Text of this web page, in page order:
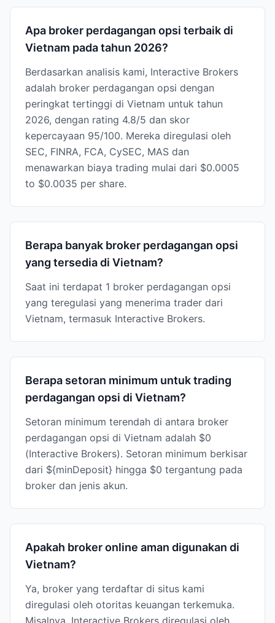
Apa broker perdagangan opsi terbaik di
Vietnam pada tahun 2026?
Berdasarkan analisis kami, Interactive Brokers
adalah broker perdagangan opsi dengan
peringkat tertinggi di Vietnam untuk tahun
2026, dengan rating 4.8/5 dan skor
kepercayaan 95/100. Mereka diregulasi oleh
SEC, FINRA, FCA, CySEC, MAS dan
menawarkan biaya trading mulai dari $0.0005
to $0.0035 per share.
Berapa banyak broker perdagangan opsi
yang tersedia di Vietnam?
Saat ini terdapat 1 broker perdagangan opsi
yang teregulasi yang menerima trader dari
Vietnam, termasuk Interactive Brokers.
Berapa setoran minimum untuk trading
perdagangan opsi di Vietnam?
Setoran minimum terendah di antara broker
perdagangan opsi di Vietnam adalah $0
(Interactive Brokers). Setoran minimum berkisar
dari ${minDeposit} hingga $0 tergantung pada
broker dan jenis akun.
Apakah broker online aman digunakan di
Vietnam?
Ya, broker yang terdaftar di situs kami
diregulasi oleh otoritas keuangan terkemuka.
Misalnya, Interactive Brokers diregulasi oleh